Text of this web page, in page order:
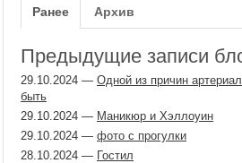
Ранее Архив
Предыдущие записи
29.10.2024 — Одной из причин
быть
29.10.2024 — Маникюр и Хэллоуин
29.10.2024 — фото с прогулки
28.10.2024 — Гостил